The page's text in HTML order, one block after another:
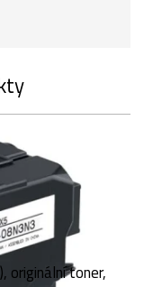
originální toner,